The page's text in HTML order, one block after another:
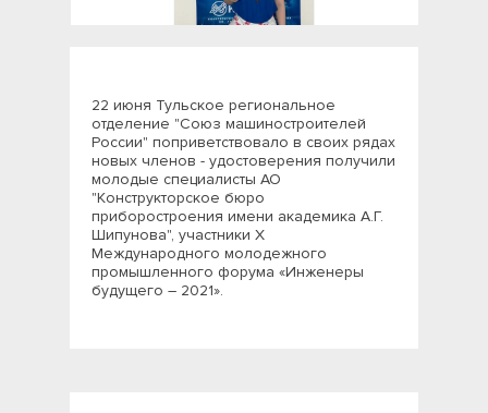
22 июня Тульское региональное
отделение "Союз машиностроителей
России" поприветствовало в своих рядах
новых членов - удостоверения получили
молодые специалисты АО
"Конструкторское бюро
приборостроения имени академика А.Г.
Шипунова", участники Х
Международного молодежного
промышленного форума «Инженеры
будущего – 2021».